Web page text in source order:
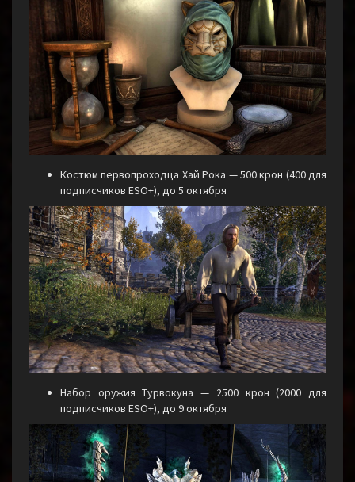
Костюм первопроходца Хай Рока — 500 крон (400 для
подписчиков ESO+), до 5 октября
Набор оружия Турвокуна — 2500 крон (2000 для
подписчиков ESO+), до 9 октября